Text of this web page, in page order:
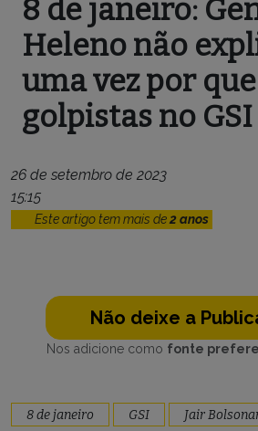
8 de janeiro:
Heleno não
uma vez por
golpistas no GSI
26 de setembro de 2023
15:15
Este artigo tem mais de2 anos
Não deixe a
Nos adicione como fonte
8 de janeiro GSI Jair